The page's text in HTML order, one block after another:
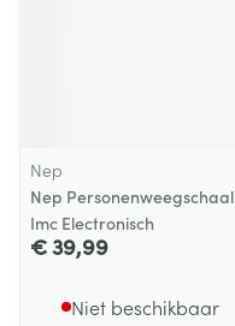
Nep
Nep Personenweegschaal
Imc Electronisch
€ 39,99
Niet beschikbaar